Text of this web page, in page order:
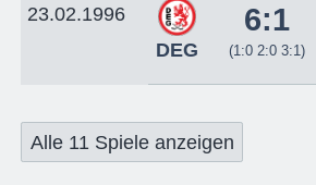
23.02.1996
DEG
6:1
(1:0 2:0 3:1)
Alle 11 Spiele anzeigen